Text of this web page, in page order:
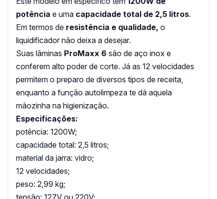
potência e uma capacidade total de 2,5 litros.
Em termos de resistência e qualidade, o
liquidificador não deixa a desejar.
Suas lâminas ProMaxx 6 são de aço inox e
conferem alto poder de corte. Já as 12 velocidades
permitem o preparo de diversos tipos de receita,
enquanto a função autolimpeza te dá aquela
mãozinha na higienização.
Especificações:
potência: 1200W;
capacidade total: 2,5 litros;
material da jarra: vidro;
12 velocidades;
peso: 2,99 kg;
tensão: 127V ou 220V;